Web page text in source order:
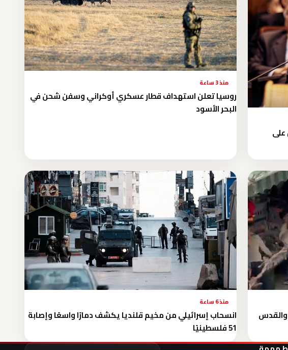
على
منذ 3 ساعة
روسيا تعلن استهداف قطار عسكري أوكراني وسفن شحن في
البحر الأسود
والقدس
منذ 6 ساعة
انسحاب إسرائيلي من مخيم قلنديا يكشف دمارًا واسعًا وإصابة
51 فلسطينيًا